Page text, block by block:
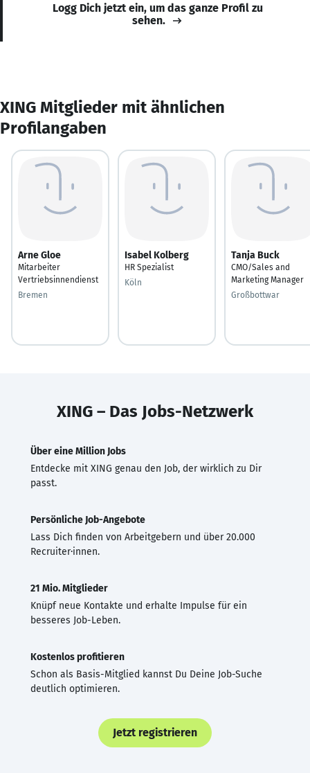
Logg Dich jetzt ein, um das ganze Profil zu
sehen.
XING Mitglieder mit ähnlichen
Profilangaben
Arne Gloe
Mitarbeiter
Vertriebsinnendienst
Bremen
Isabel Kolberg
HR Spezialist
Köln
Tanja Buck
CMO/Sales and
Marketing Manager
Großbottwar
XING – Das Jobs-Netzwerk
Über eine Million Jobs
Entdecke mit XING genau den Job, der wirklich zu Dir
passt.
Persönliche Job-Angebote
Lass Dich finden von Arbeitgebern und über 20.000
Recruiter·innen.
21 Mio. Mitglieder
Knüpf neue Kontakte und erhalte Impulse für ein
besseres Job-Leben.
Kostenlos profitieren
Schon als Basis-Mitglied kannst Du Deine Job-Suche
deutlich optimieren.
Jetzt registrieren